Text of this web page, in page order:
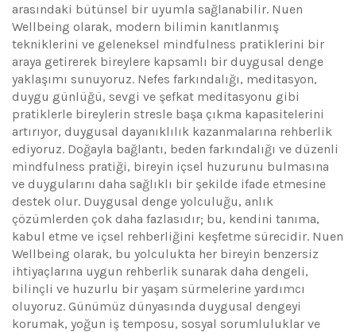
arasındaki bütünsel bir uyumla sağlanabilir. Nuen
Wellbeing olarak, modern bilimin kanıtlanmış
tekniklerini ve geleneksel mindfulness pratiklerini bir
araya getirerek bireylere kapsamlı bir duygusal denge
yaklaşımı sunuyoruz. Nefes farkındalığı, meditasyon,
duygu günlüğü, sevgi ve şefkat meditasyonu gibi
pratiklerle bireylerin stresle başa çıkma kapasitelerini
artırıyor, duygusal dayanıklılık kazanmalarına rehberlik
ediyoruz. Doğayla bağlantı, beden farkındalığı ve düzenli
mindfulness pratiği, bireyin içsel huzurunu bulmasına
ve duygularını daha sağlıklı bir şekilde ifade etmesine
destek olur. Duygusal denge yolculuğu, anlık
çözümlerden çok daha fazlasıdır; bu, kendini tanıma,
kabul etme ve içsel rehberliğini keşfetme sürecidir. Nuen
Wellbeing olarak, bu yolculukta her bireyin benzersiz
ihtiyaçlarına uygun rehberlik sunarak daha dengeli,
bilinçli ve huzurlu bir yaşam sürmelerine yardımcı
oluyoruz. Günümüz dünyasında duygusal dengeyi
korumak, yoğun iş temposu, sosyal sorumluluklar ve